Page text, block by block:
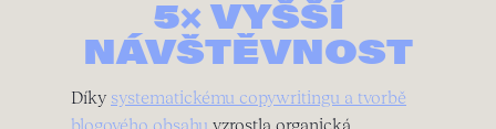
5× VYŠŠÍ
NÁVŠTĚVNOST
Díky systematickému copywritingu a tvorbě
blogového obsahu vzrostla organická